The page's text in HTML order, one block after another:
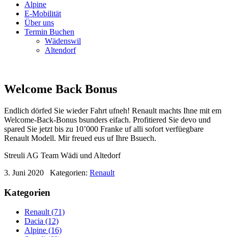
Alpine
E-Mobilität
Über uns
Termin Buchen
Wädenswil
Altendorf
Welcome Back Bonus
Endlich dörfed Sie wieder Fahrt ufneh! Renault machts Ihne mit em
Welcome-Back-Bonus bsunders eifach. Profitiered Sie devo und
spared Sie jetzt bis zu 10’000 Franke uf alli sofort verfüegbare
Renault Modell. Mir freued eus uf Ihre Bsuech.
Streuli AG Team Wädi und Altedorf
3. Juni 2020
Kategorien: Renault
Kategorien
Renault (71)
Dacia (12)
Alpine (16)